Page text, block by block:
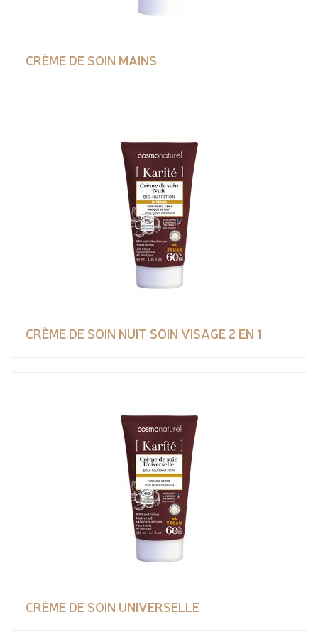
CRÈME DE SOIN MAINS
CRÈME DE SOIN NUIT SOIN VISAGE 2 EN 1
CRÈME DE SOIN UNIVERSELLE